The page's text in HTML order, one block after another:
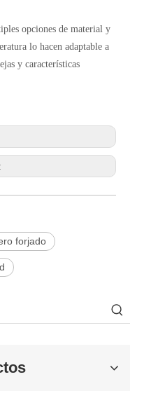
opciones de material y
lo hacen adaptable a
y características
forjado
industriales